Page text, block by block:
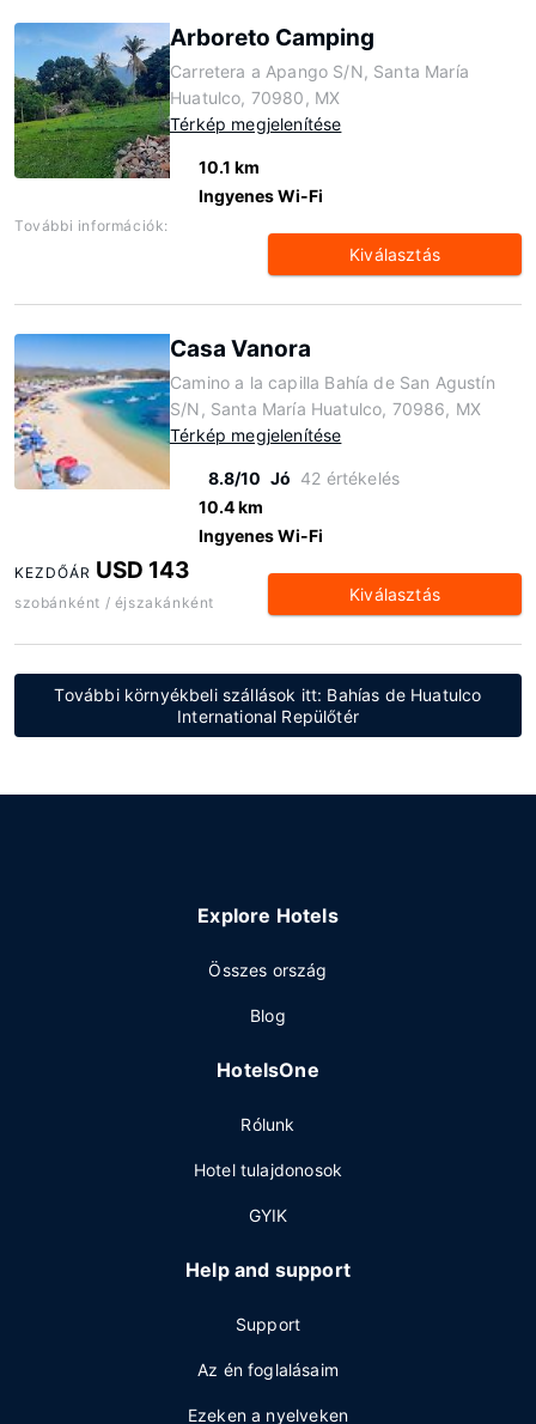
Arboreto Camping
Carretera a Apango S/N, Santa María
Huatulco, 70980, MX
Térkép megjelenítése
10.1 km
Ingyenes Wi-Fi
További információk:
Kiválasztás
Casa Vanora
Camino a la capilla Bahía de San Agustín
S/N, Santa María Huatulco, 70986, MX
Térkép megjelenítése
8.8/10 Jó 42 értékelés
10.4 km
Ingyenes Wi-Fi
KEZDŐÁR USD 143
szobánként / éjszakánként Kiválasztás
További környékbeli szállások itt: Bahías de Huatulco
International Repülőtér
Explore Hotels
Összes ország
Blog
HotelsOne
Rólunk
Hotel tulajdonosok
GYIK
Help and support
Support
Az én foglalásaim
Ezeken a nyelveken